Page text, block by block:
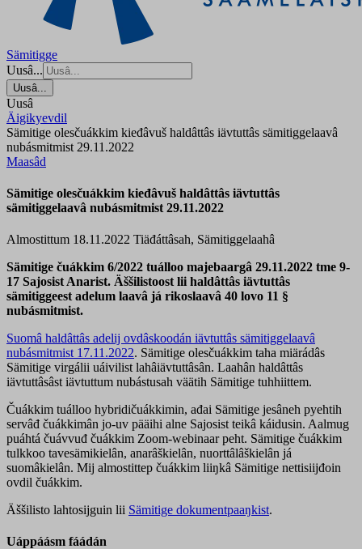
Sämitigge
Uusâ...
Uusâ...
Uusâ
Äigikyevdil
Sämitige olesčuákkim kieđâvuš haldâttâs iävtuttâs sämitiggelaavâ
nubásmitmist 29.11.2022
Maasâd
Sämitige olesčuákkim kieđâvuš haldâttâs iävtuttâs
sämitiggelaavâ nubásmitmist 29.11.2022
Almostittum 18.11.2022 Tiäđáttâsah, Sämitiggelaahâ
Sämitige čuákkim 6/2022 tuálloo majebaargâ 29.11.2022 tme 9-
17 Sajosist Anarist. Äššilistoost lii haldâttâs iävtuttâs
sämitiggeest adelum laavâ já rikoslaavâ 40 lovo 11 §
nubásmitmist.
Suomâ haldâttâs adelij ovdâskoodán iävtuttâs sämitiggelaavâ
nubásmitmist 17.11.2022. Sämitige olesčuákkim taha miärádâs
Sämitige virgálii uáivilist lahâiävtuttâsân. Laahân haldâttâs
iävtuttâsâst iävtuttum nubástusah väätih Sämitige tuhhiittem.
Čuákkim tuálloo hybridičuákkimin, ađai Sämitige jesâneh pyehtih
servâđ čuákkimân jo-uv pääihi alne Sajosist teikâ káidusin. Aalmug
puáhtá čuávvuđ čuákkim Zoom-webinaar peht. Sämitige čuákkim
tulkkoo tavesämikielân, anarâškielân, nuorttâlâškielân já
suomâkielân. Mij almostittep čuákkim liiŋkâ Sämitige nettisiijđoin
ovdil čuákkim.
Äššilisto lahtosijguin lii Sämitige dokumentpaaŋkist.
Uáppáásm fáádán